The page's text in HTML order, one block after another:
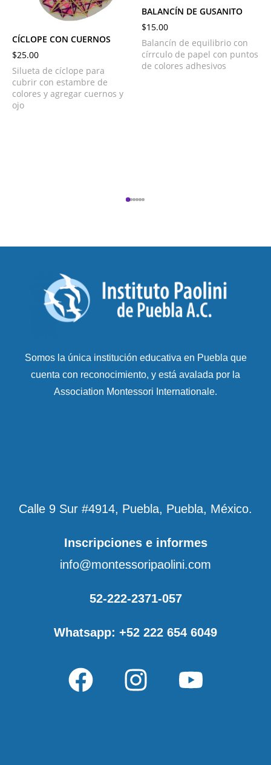
CÍCLOPE CON CUERNOS
$25.00
Silueta de cíclope para
cubrir con estambre de
colores y agregar cuernos y
ojo
BALANCÍN DE GUSANITO
$15.00
Balancín de equilibrio con
círrculo de papel con puntos
de colores adhesivos
Somos la única institución educativa en Puebla que
cuenta con reconocimiento, y está avalada por la
Association Montessori Internationale.
Calle 9 Sur #4914, Puebla, Puebla, México.
Inscripciones e informes
info@montessoripaolini.com
52-222-2371-057
Whatsapp: +52 222 654 6049